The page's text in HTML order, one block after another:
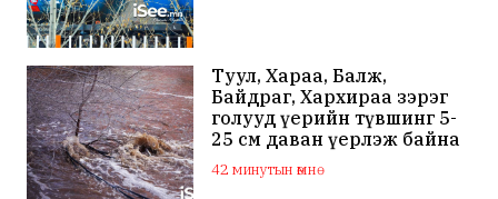
Туул, Хараа, Балж,
Байдраг, Хархираа зэрэг
голууд үерийн түвшинг 5-
25 см даван үерлэж байна
42 минутын өмнө